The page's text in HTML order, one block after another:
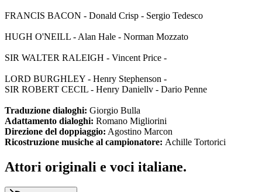
FRANCIS BACON - Donald Crisp - Sergio Tedesco
HUGH O'NEILL - Alan Hale - Norman Mozzato
SIR WALTER RALEIGH - Vincent Price -
LORD BURGHLEY - Henry Stephenson -
SIR ROBERT CECIL - Henry Daniellv - Dario Penne
Traduzione dialoghi: Giorgio Bulla
Adattamento dialoghi: Romano Migliorini
Direzione del doppiaggio: Agostino Marcon
Ricostruzione musiche al campionatore: Achille Tortorici
Attori originali e voci italiane.